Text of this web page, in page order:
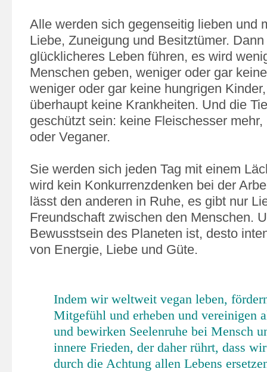
Alle werden sich gegenseitig lieben und
Liebe, Zuneigung und Besitztümer.
glücklicheres Leben führen, es wird
Menschen geben, weniger oder gar
weniger oder gar keine hungrigen
überhaupt keine Krankheiten. Und die
geschützt sein: keine Fleischesser mehr,
oder Veganer.
Sie werden sich jeden Tag mit einem
wird kein Konkurrenzdenken bei der
lässt den anderen in Ruhe, es gibt nur
Freundschaft zwischen den Menschen.
Bewusstsein des Planeten ist, desto
von Energie, Liebe und Güte.
Indem wir weltweit vegan leben,
Mitgefühl und erheben und vereinigen
und bewirken Seelenruhe bei Mensch
innere Frieden, der daher rührt, dass
durch die Achtung allen Lebens